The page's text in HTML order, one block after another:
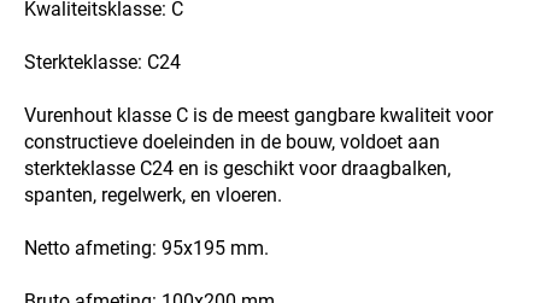
Kwaliteitsklasse: C
Sterkteklasse: C24
Vurenhout klasse C is de meest gangbare kwaliteit voor
constructieve doeleinden in de bouw, voldoet aan
sterkteklasse C24 en is geschikt voor draagbalken,
spanten, regelwerk, en vloeren.
Netto afmeting: 95x195 mm.